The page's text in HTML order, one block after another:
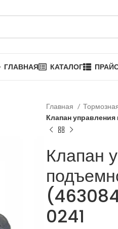
ГЛАВНАЯ КАТАЛОГ
Главная
Клапан
Клапан
0241